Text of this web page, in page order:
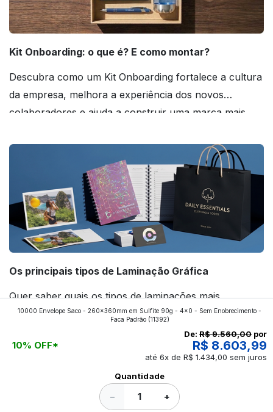
Kit Onboarding: o que é? E como montar?
Descubra como um Kit Onboarding fortalece a cultura
da empresa, melhora a experiência dos novos
colaboradores e ajuda a construir uma marca mais
Os principais tipos de Laminação Gráfica
Quer saber quais os tipos de laminações mais
aplicados nos impressos da gráfica FuturaIM? Então,
continue a leitura que vamos revelar para você!
10000 Envelope Saco - 260x360mm em Sulfite 90g - 4x0 - Sem Enobrecimento -
Faca Padrão(11392)
10% OFF*
De: R$ 9.560,00 por
R$ 8.603,99
até 6x de R$ 1.434,00 sem juros
Quantidade
− +